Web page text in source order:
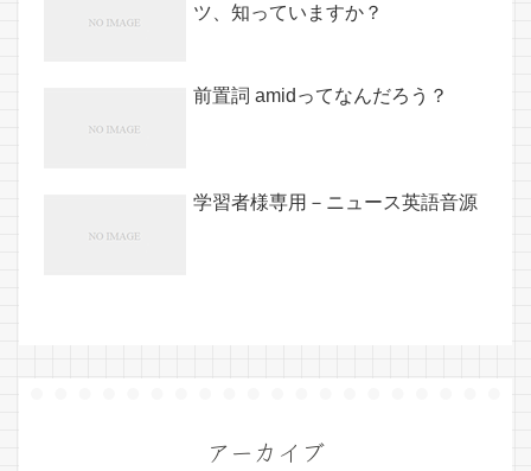
ツ、知っていますか？
前置詞 amidってなんだろう？
学習者様専用－ニュース英語音源
アーカイブ